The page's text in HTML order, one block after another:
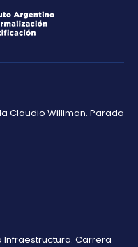
Claudio Williman. Parada
Carrera